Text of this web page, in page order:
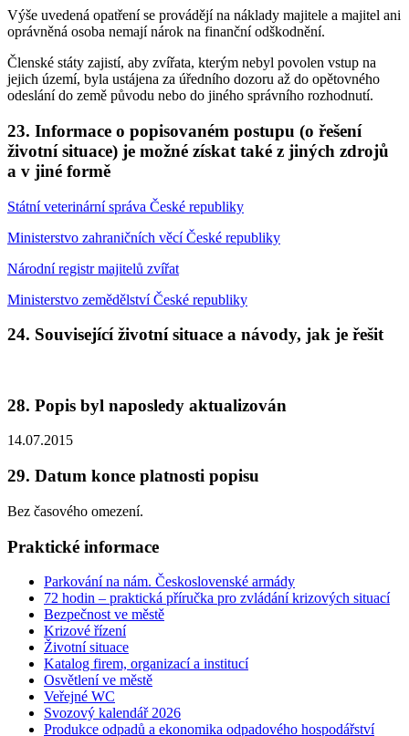
Výše uvedená opatření se provádějí na náklady majitele a majitel ani
oprávněná osoba nemají nárok na finanční odškodnění.
Členské státy zajistí, aby zvířata, kterým nebyl povolen vstup na
jejich území, byla ustájena za úředního dozoru až do opětovného
odeslání do země původu nebo do jiného správního rozhodnutí.
23. Informace o popisovaném postupu (o řešení
životní situace) je možné získat také z jiných zdrojů
a v jiné formě
Státní veterinární správa České republiky
Ministerstvo zahraničních věcí České republiky
Národní registr majitelů zvířat
Ministerstvo zemědělství České republiky
24. Související životní situace a návody, jak je řešit
28. Popis byl naposledy aktualizován
14.07.2015
29. Datum konce platnosti popisu
Bez časového omezení.
Praktické informace
Parkování na nám. Československé armády
72 hodin – praktická příručka pro zvládání krizových situací
Bezpečnost ve městě
Krizové řízení
Životní situace
Katalog firem, organizací a institucí
Osvětlení ve městě
Veřejné WC
Svozový kalendář 2026
Produkce odpadů a ekonomika odpadového hospodářství